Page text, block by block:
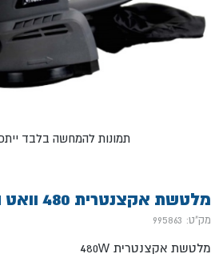
מלטשת אקצנטרית 480 וואט האנטר
מק"ט: 995863
מלטשת אקצנטרית 480W
*תמונות להמחשה בלבד